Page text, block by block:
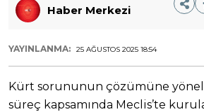
Haber Merkezi
YAYINLANMA: 25 AĞUSTOS 2025 18:54
Kürt sorununun çözümüne
süreç kapsamında Meclis’te